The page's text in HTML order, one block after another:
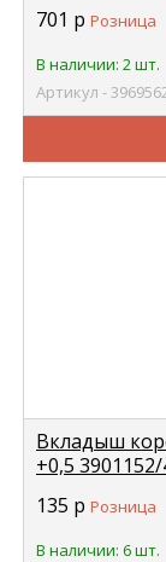
701 р Розница
В наличии: 2 шт.
Артикул -
Вкладыш
+0,5
135 р Розница
В наличии: 6 шт.